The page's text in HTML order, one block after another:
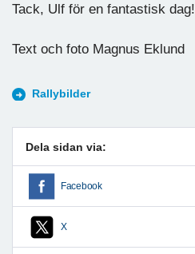
Tack, Ulf för en fantastisk dag!
Text och foto Magnus Eklund
Rallybilder
Dela sidan via:
Facebook
X